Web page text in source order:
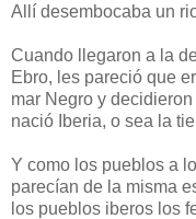
Allí desembocaba un
Cuando llegaron a la
Ebro, les pareció que
mar Negro y
nació Iberia, o sea la
Y como los pueblos a
parecían de la misma
los pueblos iberos los